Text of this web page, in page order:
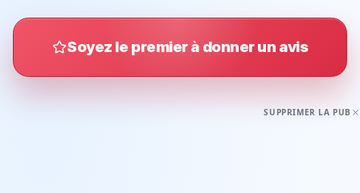
Soyez le premier à donner un avis
SUPPRIMER LA PUB